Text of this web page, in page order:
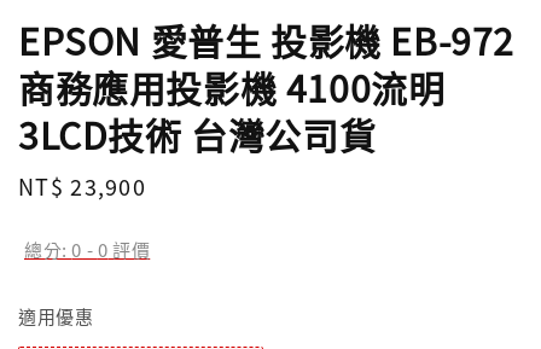
EPSON 愛普生 投影機 EB-972
商務應用投影機 4100流明
3LCD技術 台灣公司貨
Regular
NT$ 23,900
總分:0 -0評價
適用優惠